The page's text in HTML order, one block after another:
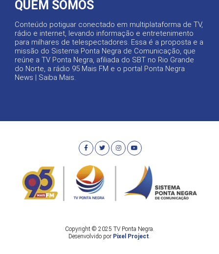
QUEM SOMOS
Conteúdo potiguar conectado em multiplataforma de TV,
rádio e internet, levando informação e entretenimento
para milhares de telespectadores. Essa é a proposta e a
missão do Sistema Ponta Negra de Comunicação, que
reúne a TV Ponta Negra, afiliada do SBT no Rio Grande
do Norte, a rádio 95 Mais FM e o portal Ponta Negra
News | Saiba Mais.
Copyright © 2025 TV Ponta Negra.
Desenvolvido por Pixel Project.